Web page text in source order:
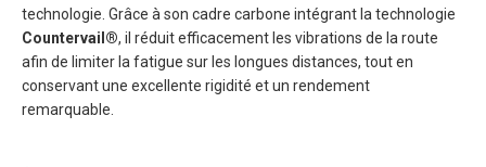
technologie. Grâce à son cadre carbone intégrant la technologie
Countervail®, il réduit efficacement les vibrations de la route
afin de limiter la fatigue sur les longues distances, tout en
conservant une excellente rigidité et un rendement
remarquable.